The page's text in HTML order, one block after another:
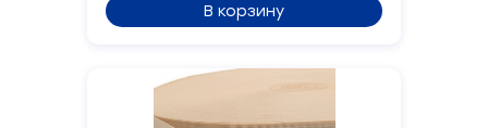
В корзину
Отправить